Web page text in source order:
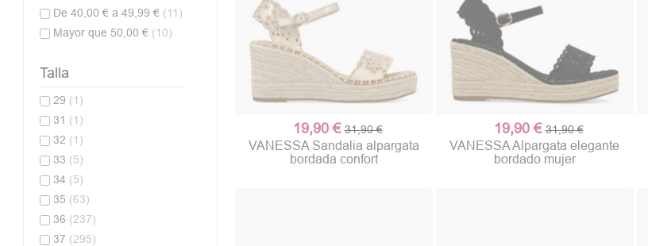
De 40,00 € a 49,99 € (11)
Mayor que 50,00 € (10)
Talla
29 (1)
31 (1)
32 (1)
33 (5)
34 (5)
35 (63)
36 (237)
37 (295)
19,90 € 31,90 €
VANESSA Sandalia alpargata
bordada confort
19,90 € 31,90 €
VANESSA Alpargata elegante
bordado mujer